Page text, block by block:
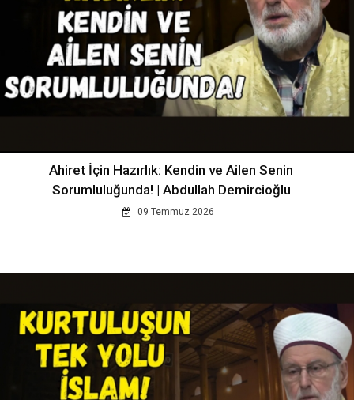
Ahiret İçin Hazırlık: Kendin ve Ailen Senin
Sorumluluğunda! | Abdullah Demircioğlu
09 Temmuz 2026